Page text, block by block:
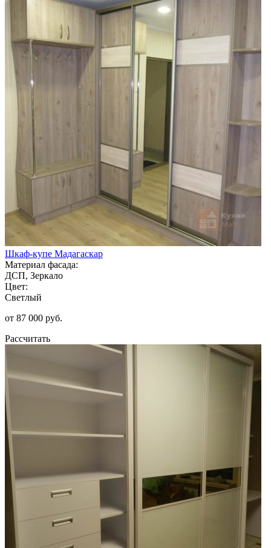
Шкаф-купе Мадагаскар
Материал фасада:
ДСП, Зеркало
Цвет:
Светлый
от 87 000 руб.
Рассчитать